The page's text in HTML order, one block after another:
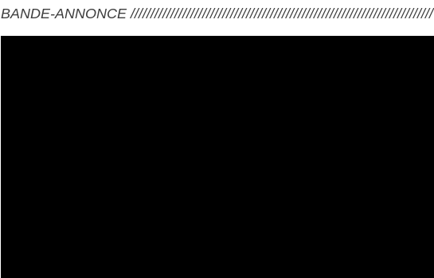
BANDE-ANNONCE ////////////////////////////////////////////////////////////////////////////